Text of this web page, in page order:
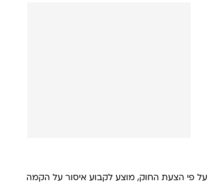
על פי הצעת החוק, מוצע לקבוע איסור על הקמה